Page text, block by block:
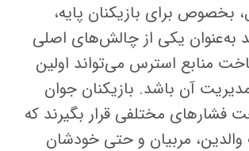
بخصوص برای بازیکنان پایه،
به‌عنوان یکی از چالش‌های اصلی
منابع استرس می‌تواند اولین
آن باشد. بازیکنان جوان
مختلفی قرار بگیرند که
والدین، مربیان و حتی خودشان